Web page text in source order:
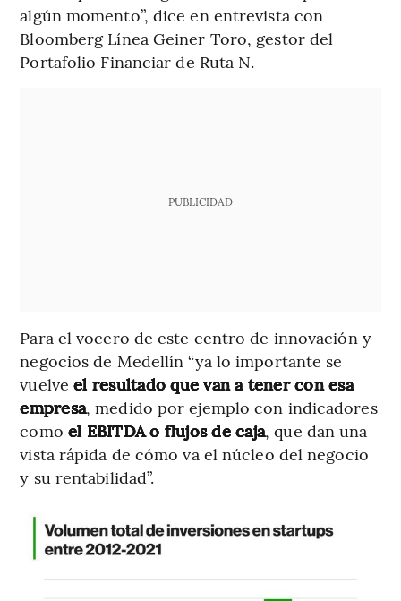
algún momento”, dice en entrevista con
Bloomberg Línea Geiner Toro, gestor del
Portafolio Financiar de Ruta N.
PUBLICIDAD
Para el vocero de este centro de innovación y
negocios de Medellín “ya lo importante se
vuelve el resultado que van a tener con esa
empresa, medido por ejemplo con indicadores
como el EBITDA o flujos de caja, que dan una
vista rápida de cómo va el núcleo del negocio
y su rentabilidad”.